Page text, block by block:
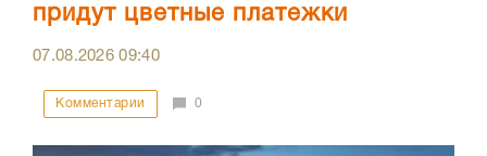
придут цветные платежки
07.08.202609:40
Комментарии 0